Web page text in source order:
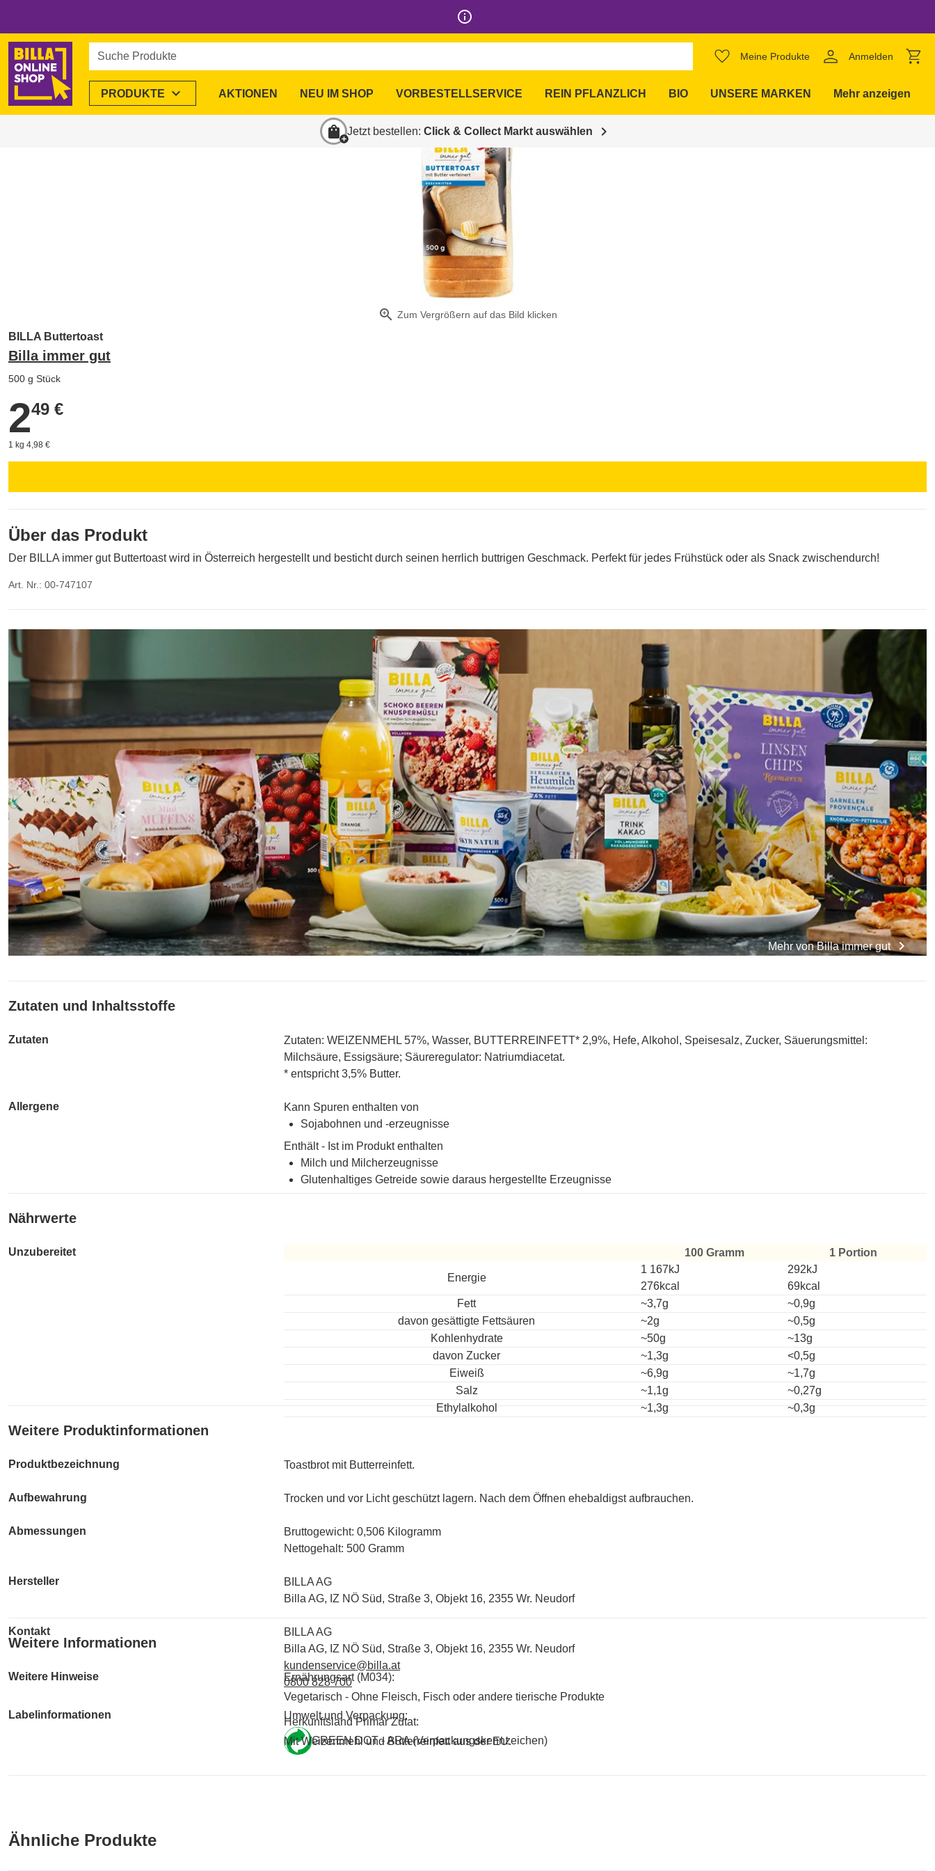
info_outline
Suche Produkte
Meine Produkte Anmelden
PRODUKTE expand_more AKTIONEN NEU IM SHOP VORBESTELLSERVICE REIN PFLANZLICH BIO UNSERE MARKEN Mehr anzeigen
shopping_bag Jetzt bestellen: Click & Collect Markt auswählen chevron_right
favorite_border
zoom_in Zum Vergrößern auf das Bild klicken
BILLA Buttertoast
Billa immer gut
500 g Stück
2,49 €
249 €
1 kg 4,98 €
Über das Produkt
Der BILLA immer gut Buttertoast wird in Österreich hergestellt und besticht durch seinen herrlich buttrigen Geschmack. Perfekt für jedes Frühstück oder als Snack zwischendurch!
Art. Nr.: 00-747107
Mehr vonBilla immer gut chevron_right
Zutaten und Inhaltsstoffe
Zutaten
Zutaten: WEIZENMEHL 57%, Wasser, BUTTERREINFETT* 2,9%, Hefe, Alkohol, Speisesalz, Zucker, Säuerungsmittel:
Milchsäure, Essigsäure; Säureregulator: Natriumdiacetat.
* entspricht 3,5% Butter.
Allergene
Kann Spuren enthalten von
Sojabohnen und -erzeugnisse
Enthält - Ist im Produkt enthalten
Milch und Milcherzeugnisse
Glutenhaltiges Getreide sowie daraus hergestellte Erzeugnisse
Nährwerte
Unzubereitet
100 Gramm 1 Portion
Energie
1 167kJ
276kcal
292kJ
69kcal
Fett
~3,7g
~0,9g
davon gesättigte Fettsäuren
~2g
~0,5g
Kohlenhydrate
~50g
~13g
davon Zucker
~1,3g
<0,5g
Eiweiß
~6,9g
~1,7g
Salz
~1,1g
~0,27g
Ethylalkohol
~1,3g ~0,3g
Weitere Produktinformationen
Produktbezeichnung Toastbrot mit Butterreinfett.
Aufbewahrung Trocken und vor Licht geschützt lagern. Nach dem Öffnen ehebaldigst aufbrauchen.
Abmessungen
Bruttogewicht: 0,506 Kilogramm
Nettogehalt: 500 Gramm
Hersteller
BILLA AG
Billa AG, IZ NÖ Süd, Straße 3, Objekt 16, 2355 Wr. Neudorf
Kontakt
BILLA AG
Billa AG, IZ NÖ Süd, Straße 3, Objekt 16, 2355 Wr. Neudorf
kundenservice@billa.at
0800 828 700
Labelinformationen Umwelt und Verpackung:
GREEN DOT - ARA (Verpackungskennzeichen)
Weitere Informationen
Weitere Hinweise
Ernährungsart (M034):
Vegetarisch - Ohne Fleisch, Fisch oder andere tierische Produkte
Herkunftsland Primär Zutat:
Mit Weizenmehl und Butterreinfett aus der EU.
Ähnliche Produkte